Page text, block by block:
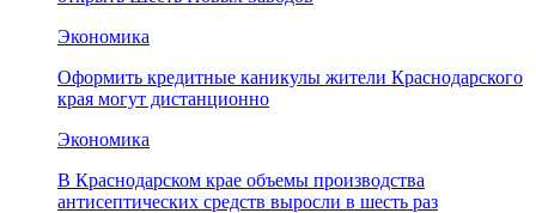
Экономика
Оформить кредитные каникулы жители Краснодарского
края могут дистанционно
Экономика
В Краснодарском крае объемы производства
антисептических средств выросли в шесть раз